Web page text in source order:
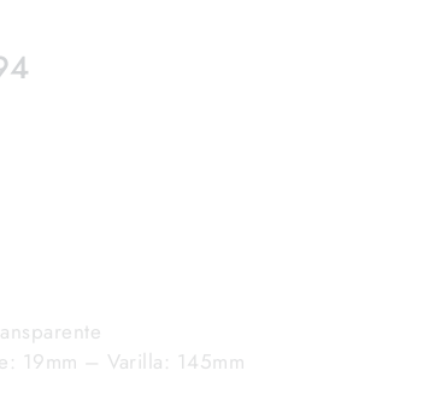
19mm – Varilla: 145mm